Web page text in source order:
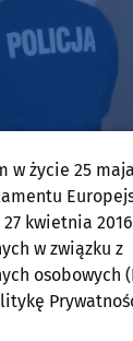
śmieci i
w życie 25
kwietnia
w związku z
osobowych